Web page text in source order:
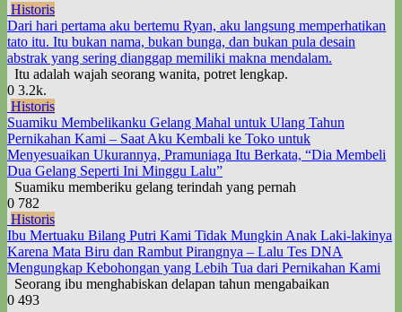
Historis
Dari hari pertama aku bertemu Ryan, aku langsung memperhatikan
tato itu. Itu bukan nama, bukan bunga, dan bukan pula desain
abstrak yang sering dianggap memiliki makna mendalam.
Itu adalah wajah seorang wanita, potret lengkap.
0 3.2k.
Historis
Suamiku Membelikanku Gelang Mahal untuk Ulang Tahun
Pernikahan Kami – Saat Aku Kembali ke Toko untuk
Menyesuaikan Ukurannya, Pramuniaga Itu Berkata, “Dia Membeli
Dua Gelang Seperti Ini Minggu Lalu”
Suamiku memberiku gelang terindah yang pernah
0 782
Historis
Ibu Mertuaku Bilang Putri Kami Tidak Mungkin Anak Laki-lakinya
Karena Mata Biru dan Rambut Pirangnya – Lalu Tes DNA
Mengungkap Kebohongan yang Lebih Tua dari Pernikahan Kami
Seorang ibu menghabiskan delapan tahun mengabaikan
0 493